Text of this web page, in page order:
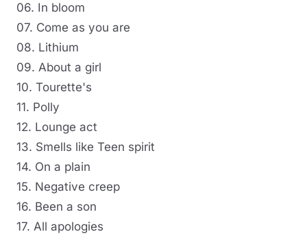
06. In bloom
07. Come as you are
08. Lithium
09. About a girl
10. Tourette's
11. Polly
12. Lounge act
13. Smells like Teen spirit
14. On a plain
15. Negative creep
16. Been a son
17. All apologies